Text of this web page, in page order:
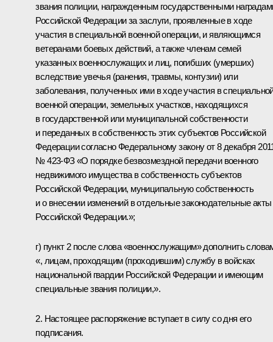
звания полиции, награжденным государственными
Российской Федерации за заслуги, проявленные в ходе
участия в специальной военной операции, и являющимся
ветеранами боевых действий, а также членам семей
указанных военнослужащих и лиц, погибших (умерших)
вследствие увечья (ранения, травмы, контузии) или
заболевания, полученных ими в ходе участия в
военной операции, земельных участков, находящихся
в государственной или муниципальной собственности
и переданных в собственность этих субъектов Российской
Федерации согласно Федеральному закону от 8 декабря
№ 423-ФЗ «О порядке безвозмездной передачи военного
недвижимого имущества в собственность субъектов
Российской Федерации, муниципальную собственность
и о внесении изменений в отдельные законодательные акты
Российской Федерации.»;
г) пункт 2 после слова «военнослужащим» дополнить
«, лицам, проходящим (проходившим) службу в войсках
национальной гвардии Российской Федерации и имеющим
специальные звания полиции,».
2. Настоящее распоряжение вступает в силу со дня его
подписания.